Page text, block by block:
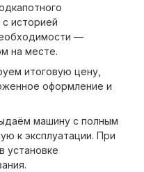
историей
—
на месте.
итоговую цену,
оформление и
машину с полным
к эксплуатации. При
установке